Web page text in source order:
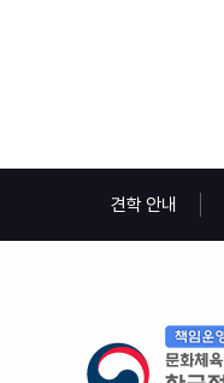
견학 안내